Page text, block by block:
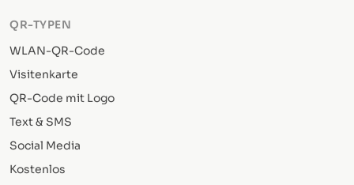
QR-TYPEN
WLAN-QR-Code
Visitenkarte
QR-Code mit Logo
Text & SMS
Social Media
Kostenlos